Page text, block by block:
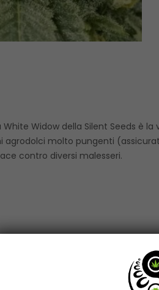
Widow della Silent Seeds è
molto pungenti
contro diversi malesseri.